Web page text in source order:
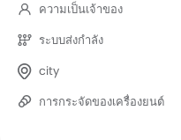
ความเป็นเจ้าของ
ระบบส่งกำลัง
city
การกระจัดของเครื่องยนต์